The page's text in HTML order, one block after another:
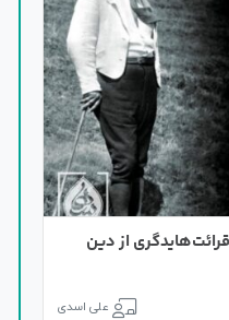
از دین
علی اسدی